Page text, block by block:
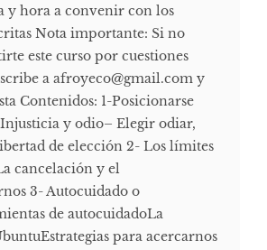
y hora a convenir con los
Nota importante: Si no
este curso por cuestiones
a afroyeco@gmail.com y
Contenidos: 1-Posicionarse
y odio– Elegir odiar,
de elección 2- Los límites
cancelación y el
3- Autocuidado o
de autocuidadoLa
para acercarnos